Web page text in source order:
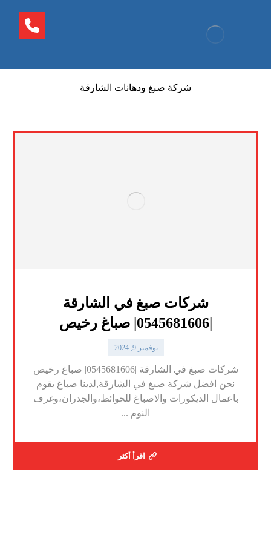
شركة صبغ ودهانات الشارقة
شركات صبغ في الشارقة
|0545681606| صباغ رخيص
نوفمبر 9, 2024
شركات صبغ في الشارقة |0545681606| صباغ رخيص
نحن افضل شركة صبغ في الشارقة,لدينا صباغ يقوم
باعمال الديكورات والاصباغ للحوائط،والجدران،وغرف
النوم ...
اقرأ أكثر